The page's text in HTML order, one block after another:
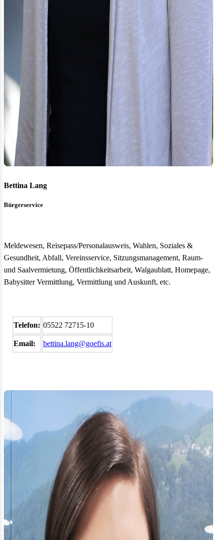
Bettina Lang
Bürgerservice
Meldewesen, Reisepass/Personalausweis, Wahlen, Soziales &
Gesundheit, Abfall, Vereinsservice, Sitzungsmanagement, Raum-
und Saalvermietung, Öffentlichkeitsarbeit, Walgaublatt, Homepage,
Babysitter Vermittlung, Vermittlung und Auskunft, etc.
Telefon: 05522 72715-10
Email: bettina.lang@goefis.at